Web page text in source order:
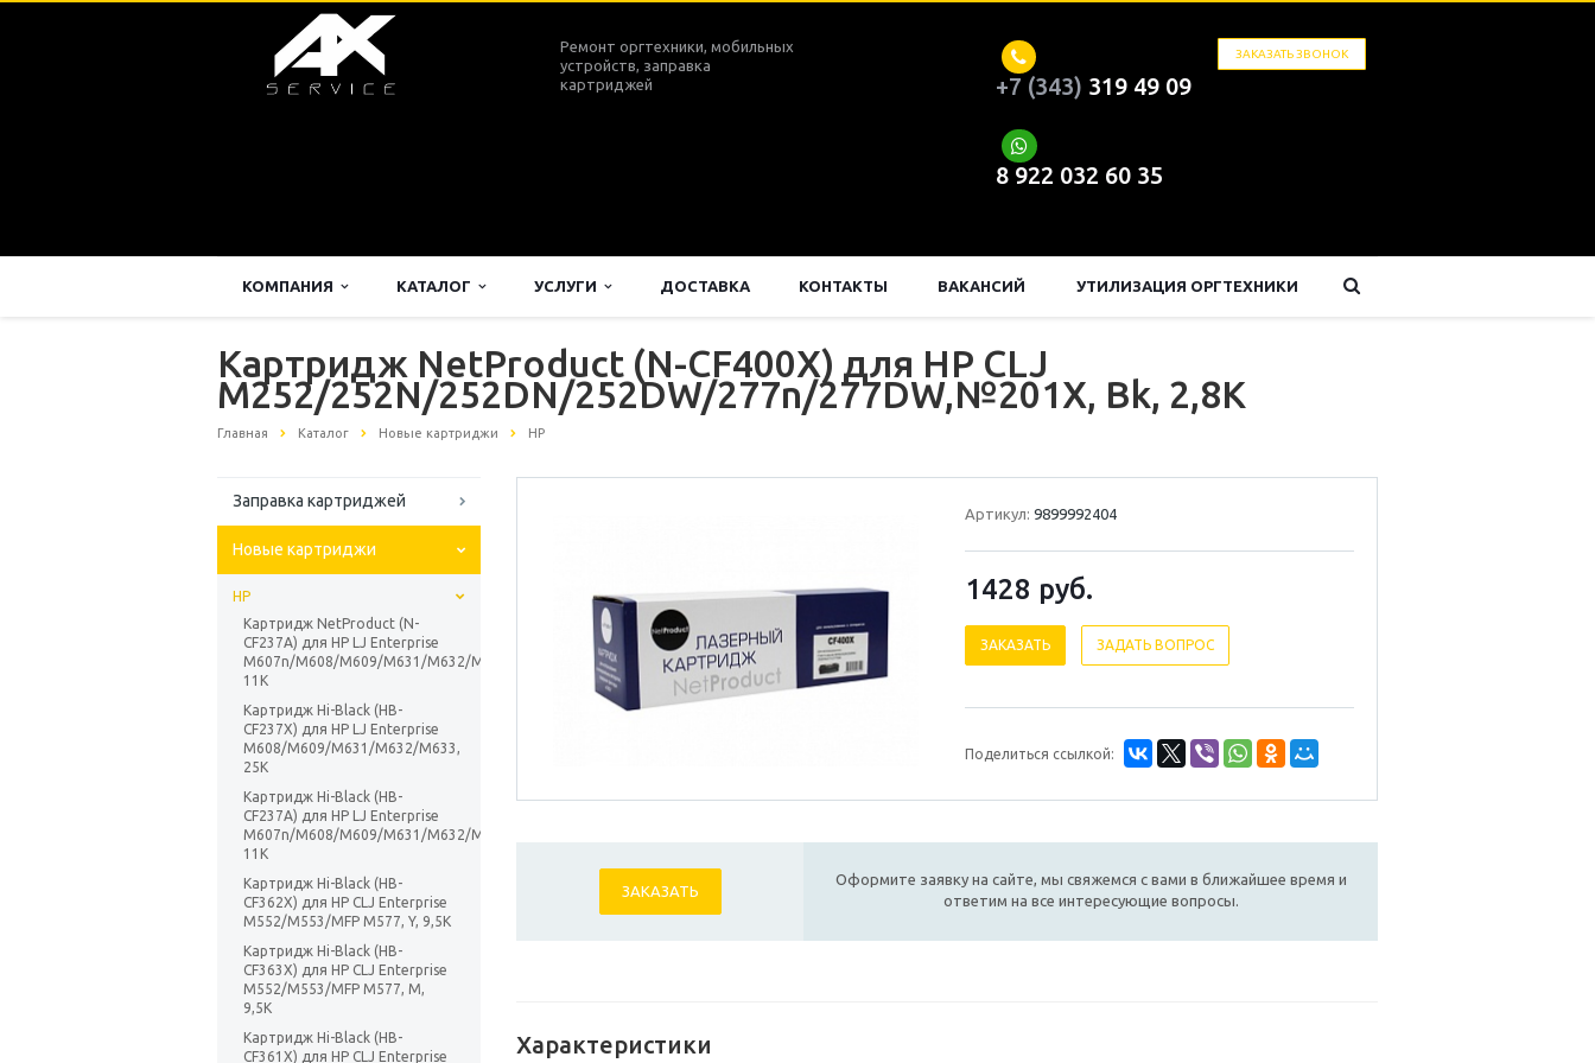
Ремонт оргтехники, мобильных
устройств, заправка
картриджей
ЗАКАЗАТЬ ЗВОНОК
+7 (343) 319 49 09
8 922 032 60 35
КОМПАНИЯ КАТАЛОГ УСЛУГИ ДОСТАВКА КОНТАКТЫ ВАКАНСИЙ УТИЛИЗАЦИЯ ОРГТЕХНИКИ
Картридж NetProduct (N-CF400X) для HP CLJ
M252/252N/252DN/252DW/277n/277DW,№201X, Bk, 2,8K
Главная Каталог Новые картриджи HP
Заправка картриджей
Новые картриджи
HP
Картридж NetProduct (N-
CF237A) для HP LJ Enterprise
M607n/M608/M609/M631/M632/M633,
11K
Картридж Hi-Black (HB-
CF237X) для HP LJ Enterprise
M608/M609/M631/M632/M633,
25K
Картридж Hi-Black (HB-
CF237A) для HP LJ Enterprise
M607n/M608/M609/M631/M632/M633,
11K
Картридж Hi-Black (HB-
CF362X) для HP CLJ Enterprise
M552/M553/MFP M577, Y, 9,5K
Картридж Hi-Black (HB-
CF363X) для HP CLJ Enterprise
M552/M553/MFP M577, M,
9,5K
Картридж Hi-Black (HB-
CF361X) для HP CLJ Enterprise
Артикул: 9899992404
1428 руб.
ЗАКАЗАТЬ ЗАДАТЬ ВОПРОС
Поделиться ссылкой:
ЗАКАЗАТЬ
Оформите заявку на сайте, мы свяжемся с вами в ближайшее время и
ответим на все интересующие вопросы.
Характеристики